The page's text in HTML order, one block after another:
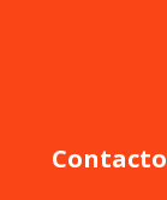
Contacto